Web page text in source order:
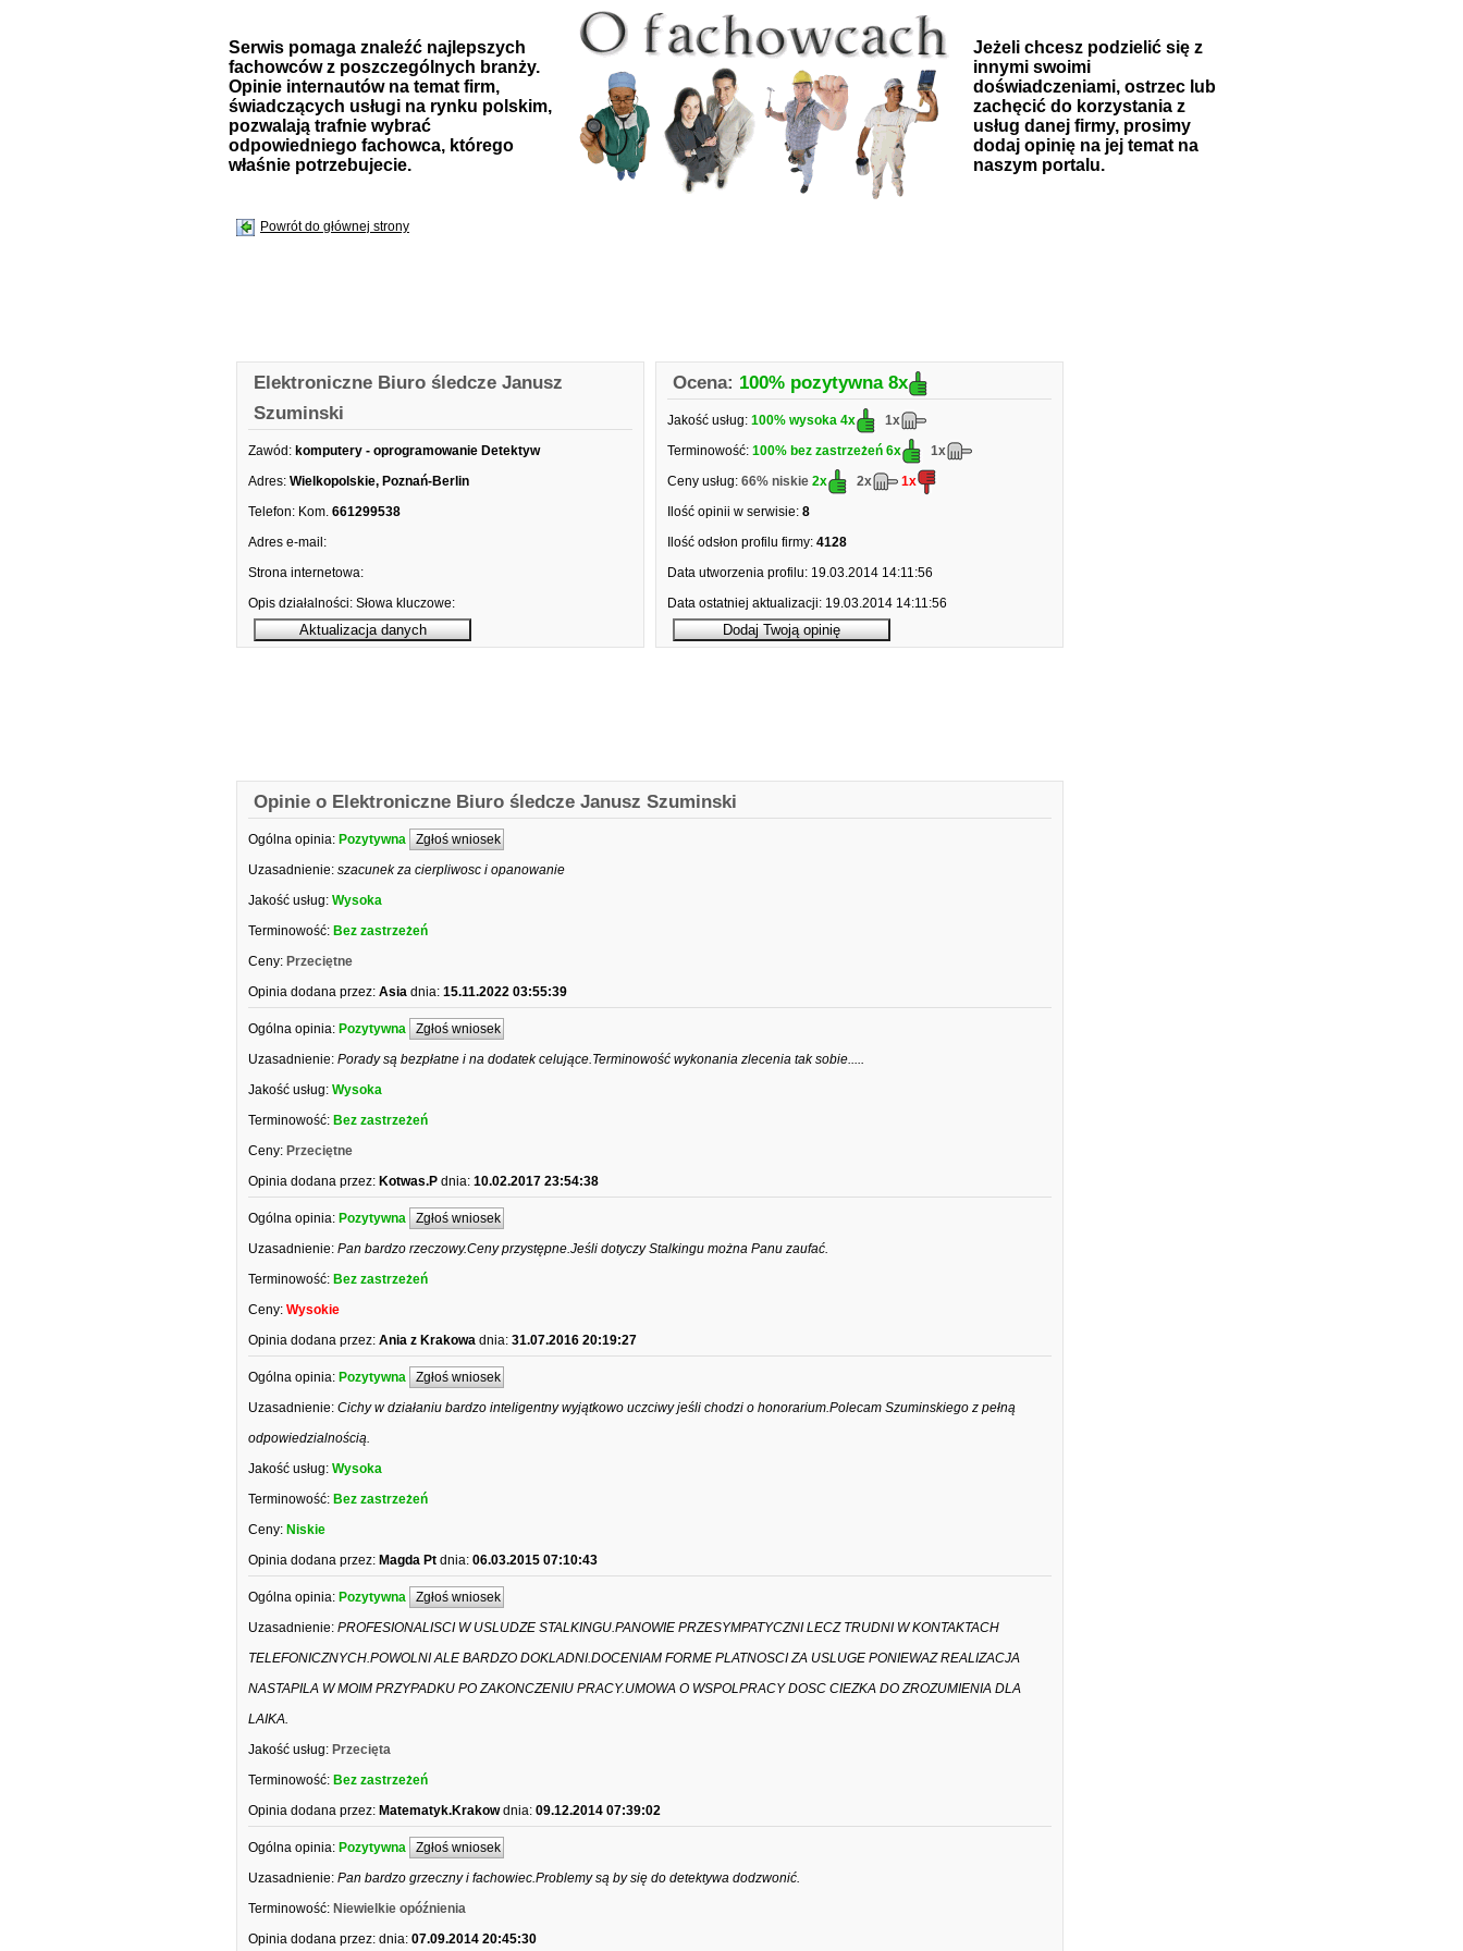
Serwis pomaga znaleźć najlepszych
fachowców z poszczególnych branży.
Opinie internautów na temat firm,
świadczących usługi na rynku polskim,
pozwalają trafnie wybrać
odpowiedniego fachowca, którego
właśnie potrzebujecie.
Jeżeli chcesz podzielić się z
innymi swoimi
doświadczeniami, ostrzec lub
zachęcić do korzystania z
usług danej firmy, prosimy
dodaj opinię na jej temat na
naszym portalu.
Powrót do głównej strony
Elektroniczne Biuro śledcze Janusz
Szuminski
Zawód: komputery - oprogramowanie Detektyw
Adres: Wielkopolskie, Poznań-Berlin
Telefon: Kom. 661299538
Adres e-mail:
Strona internetowa:
Opis działalności: Słowa kluczowe:
Ocena: 100% pozytywna 8x
Jakość usług: 100% wysoka 4x
1x
Terminowość: 100% bez zastrzeżeń 6x
1x
Ceny usług: 66% niskie 2x 2x
1x
Ilość opinii w serwisie: 8
Ilość odsłon profilu firmy: 4128
Data utworzenia profilu: 19.03.2014 14:11:56
Data ostatniej aktualizacji: 19.03.2014 14:11:56
Opinie o Elektroniczne Biuro śledcze Janusz Szuminski
Ogólna opinia: Pozytywna Zgłoś wniosek
Uzasadnienie: szacunek za cierpliwosc i opanowanie
Jakość usług: Wysoka
Terminowość: Bez zastrzeżeń
Ceny: Przeciętne
Opinia dodana przez: Asia dnia: 15.11.2022 03:55:39
Ogólna opinia: Pozytywna Zgłoś wniosek
Uzasadnienie: Porady są bezpłatne i na dodatek celujące.Terminowość wykonania zlecenia tak sobie.....
Jakość usług: Wysoka
Terminowość: Bez zastrzeżeń
Ceny: Przeciętne
Opinia dodana przez: Kotwas.P dnia: 10.02.2017 23:54:38
Ogólna opinia: Pozytywna Zgłoś wniosek
Uzasadnienie: Pan bardzo rzeczowy.Ceny przystępne.Jeśli dotyczy Stalkingu można Panu zaufać.
Terminowość: Bez zastrzeżeń
Ceny: Wysokie
Opinia dodana przez: Ania z Krakowa dnia: 31.07.2016 20:19:27
Ogólna opinia: Pozytywna Zgłoś wniosek
Uzasadnienie: Cichy w działaniu bardzo inteligentny wyjątkowo uczciwy jeśli chodzi o honorarium.Polecam Szuminskiego z pełną
odpowiedzialnością.
Jakość usług: Wysoka
Terminowość: Bez zastrzeżeń
Ceny: Niskie
Opinia dodana przez: Magda Pt dnia: 06.03.2015 07:10:43
Ogólna opinia: Pozytywna Zgłoś wniosek
Uzasadnienie: PROFESIONALISCI W USLUDZE STALKINGU.PANOWIE PRZESYMPATYCZNI LECZ TRUDNI W KONTAKTACH
TELEFONICZNYCH.POWOLNI ALE BARDZO DOKLADNI.DOCENIAM FORME PLATNOSCI ZA USLUGE PONIEWAZ REALIZACJA
NASTAPILA W MOIM PRZYPADKU PO ZAKONCZENIU PRACY.UMOWA O WSPOLPRACY DOSC CIEZKA DO ZROZUMIENIA DLA
LAIKA.
Jakość usług: Przecięta
Terminowość: Bez zastrzeżeń
Opinia dodana przez: Matematyk.Krakow dnia: 09.12.2014 07:39:02
Ogólna opinia: Pozytywna Zgłoś wniosek
Uzasadnienie: Pan bardzo grzeczny i fachowiec.Problemy są by się do detektywa dodzwonić.
Terminowość: Niewielkie opóźnienia
Opinia dodana przez: dnia: 07.09.2014 20:45:30